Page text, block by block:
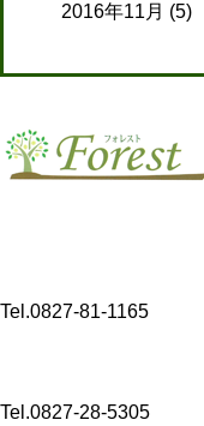
2016年11月 (5)
Tel.0827-81-1165
Tel.0827-28-5305